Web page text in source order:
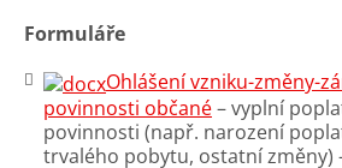
Formuláře
Ohlášení vzniku-změny-
povinnosti občané– vyplní
povinnosti (např. narození
trvalého pobytu, ostatní změny)